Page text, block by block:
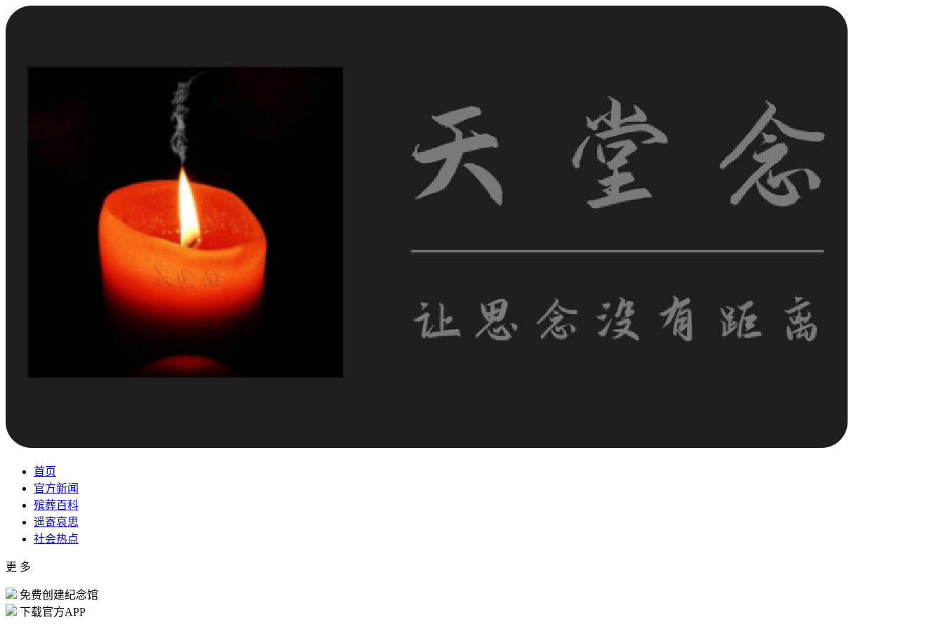
首页
官方新闻
殡葬百科
遥寄哀思
社会热点
更 多
免费创建纪念馆
下载官方APP